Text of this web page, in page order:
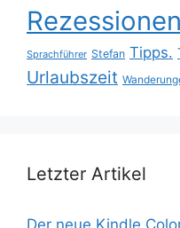
Rezessionen
Sprachführer Stefan Tipps.
Urlaubszeit
Letzter Artikel
Der neue Kindle